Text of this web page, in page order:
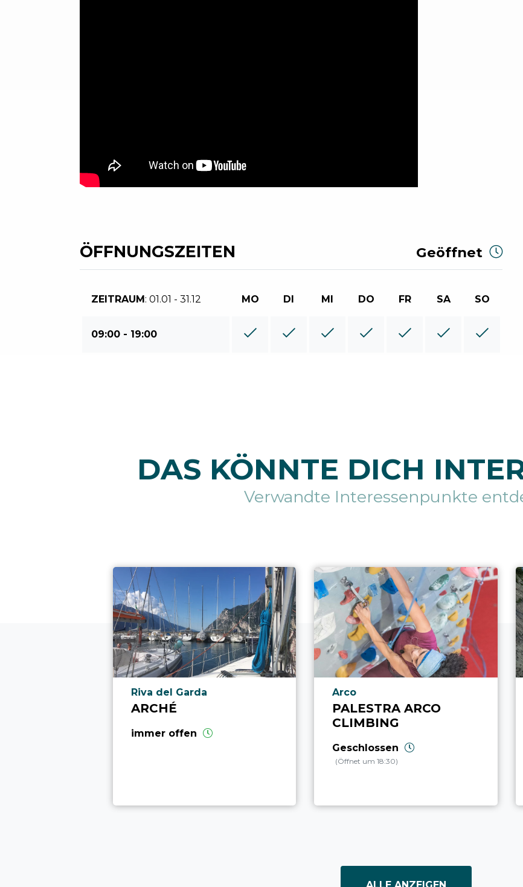
ÖFFNUNGSZEITEN Geöffnet
ZEITRAUM: 01.01 - 31.12 MO DI MI DO FR SA SO
09:00 - 19:00
DAS KÖNNTE DICH
Verwandte Interessenpunkte
aria.poi_location_prefix
Riva del Garda
ARCHÉ
immer offen
aria.poi_location_prefix
Arco
PALESTRA ARCO
CLIMBING
Geschlossen
(Öffnet um 18:30)